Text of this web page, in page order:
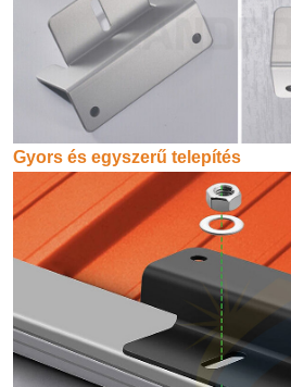
Gyors és egyszerű telepítés